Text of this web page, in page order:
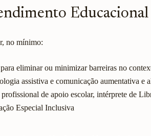
Educacional
no mínimo:
eliminar ou minimizar barreiras no
assistiva e comunicação aumentativa e
de apoio escolar, intérprete de
Especial Inclusiva